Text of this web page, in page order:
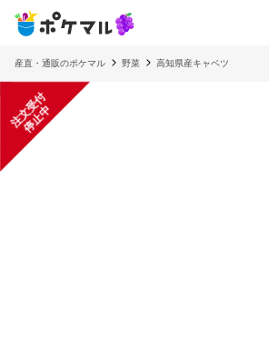
産直・通販のポケマル 野菜 高知県産キャベツ
注
文
受
付
停
止
中